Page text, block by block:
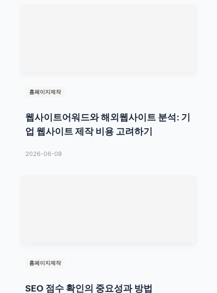
홈페이지제작
웹사이트어워드와 해외웹사이트 분석: 기
업 웹사이트 제작 비용 고려하기
2026-06-08
홈페이지제작
SEO 점수 확인의 중요성과 방법